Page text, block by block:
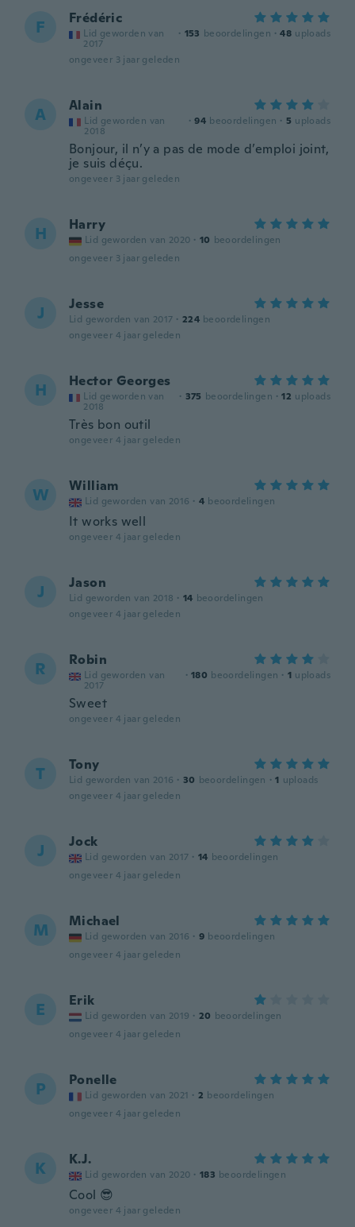
F Frédéric
Lid geworden van
2017
· 153 beoordelingen · 48 uploads
ongeveer 3 jaar geleden
A Alain
Lid geworden van
2018
· 94 beoordelingen · 5 uploads
Bonjour, il n’y a pas de mode d’emploi joint,
je suis déçu.
ongeveer 3 jaar geleden
H Harry
Lid geworden van 2020 · 10 beoordelingen
ongeveer 3 jaar geleden
J Jesse
Lid geworden van 2017 · 224 beoordelingen
ongeveer 4 jaar geleden
H Hector Georges
Lid geworden van
2018
· 375 beoordelingen · 12 uploads
Très bon outil
ongeveer 4 jaar geleden
W William
Lid geworden van 2016 · 4 beoordelingen
It works well
ongeveer 4 jaar geleden
J Jason
Lid geworden van 2018 · 14 beoordelingen
ongeveer 4 jaar geleden
R Robin
Lid geworden van
2017
· 180 beoordelingen · 1 uploads
Sweet
ongeveer 4 jaar geleden
T Tony
Lid geworden van 2016 · 30 beoordelingen · 1 uploads
ongeveer 4 jaar geleden
J Jock
Lid geworden van 2017 · 14 beoordelingen
ongeveer 4 jaar geleden
M Michael
Lid geworden van 2016 · 9 beoordelingen
ongeveer 4 jaar geleden
E Erik
Lid geworden van 2019 · 20 beoordelingen
ongeveer 4 jaar geleden
P Ponelle
Lid geworden van 2021 · 2 beoordelingen
ongeveer 4 jaar geleden
K K.J.
Lid geworden van 2020 · 183 beoordelingen
Cool 😎
ongeveer 4 jaar geleden